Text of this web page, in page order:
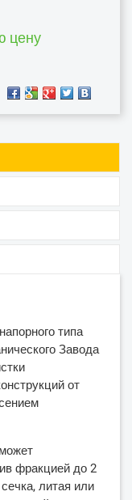
цену
напорного типа
Завода
от
фракцией до 2
литая или